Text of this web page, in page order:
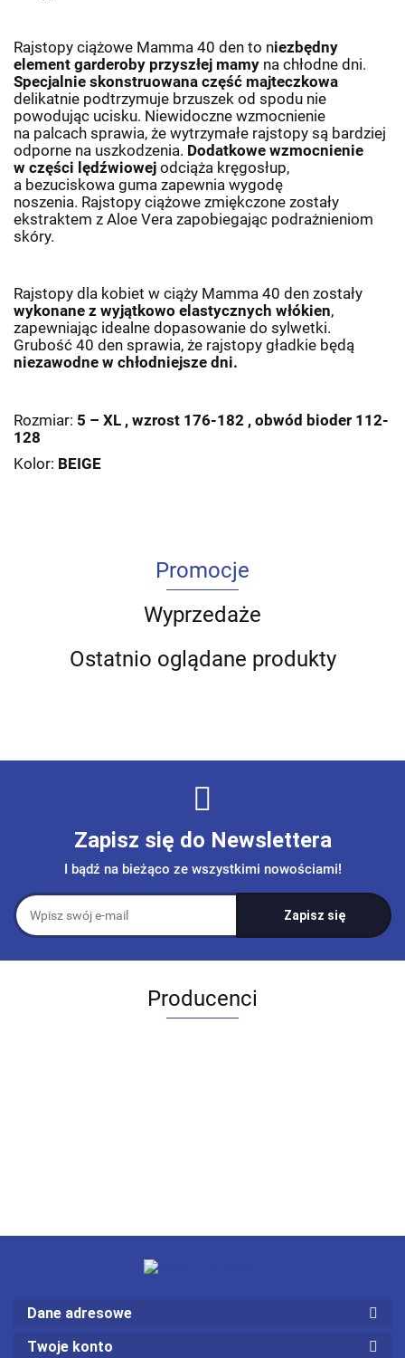
Rajstopy ciążowe Mamma 40 den to niezbędny
element garderoby przyszłej mamy na chłodne dni.
Specjalnie skonstruowana część majteczkowa
delikatnie podtrzymuje brzuszek od spodu nie
powodując ucisku. Niewidoczne wzmocnienie
na palcach sprawia, że wytrzymałe rajstopy są bardziej
odporne na uszkodzenia. Dodatkowe wzmocnienie
w części lędźwiowej odciąża kręgosłup,
a bezuciskowa guma zapewnia wygodę
noszenia. Rajstopy ciążowe zmiękczone zostały
ekstraktem z Aloe Vera zapobiegając podrażnieniom
skóry.
Rajstopy dla kobiet w ciąży Mamma 40 den zostały
wykonane z wyjątkowo elastycznych włókien,
zapewniając idealne dopasowanie do sylwetki.
Grubość 40 den sprawia, że rajstopy gładkie będą
niezawodne w chłodniejsze dni.
Rozmiar: 5 – XL , wzrost 176-182 , obwód bioder 112-
128
Kolor: BEIGE
Promocje
Wyprzedaże
Ostatnio oglądane produkty
Zapisz się do Newslettera
I bądź na bieżąco ze wszystkimi nowościami!
Producenci
Dane adresowe
Twoje konto